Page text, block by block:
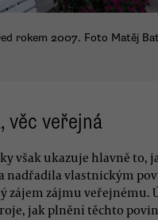
rokem 2007. Foto Matěj
věc veřejná
však ukazuje hlavně to,
nadřadila vlastnickým
zájem zájmu veřejnému.
jak plnění těchto